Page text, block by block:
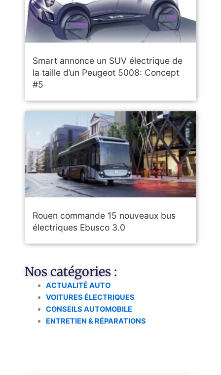
Smart annonce un SUV électrique de
la taille d’un Peugeot 5008: Concept
#5
Rouen commande 15 nouveaux bus
électriques Ebusco 3.0
Nos catégories :
ACTUALITÉ AUTO
VOITURES ÉLECTRIQUES
CONSEILS AUTOMOBILE
ENTRETIEN & RÉPARATIONS